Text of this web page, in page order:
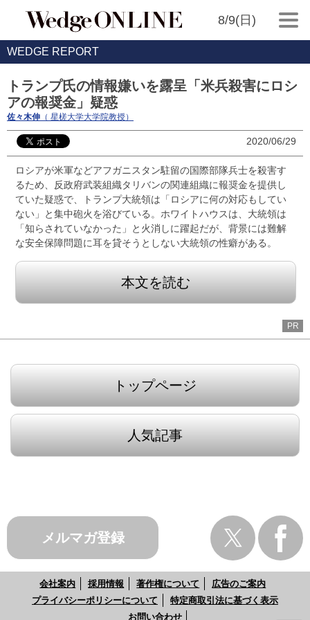
8/9(日)
WEDGE REPORT
トランプ氏の情報嫌いを露呈「米兵殺害にロシ
アの報奨金」疑惑
佐々木伸 （ 星槎大学大学院教授）
2020/06/29
ロシアが米軍などアフガニスタン駐留の国際部隊兵士を殺害す
るため、反政府武装組織タリバンの関連組織に報奨金を提供し
ていた疑惑で、トランプ大統領は「ロシアに何の対応もしてい
ない」と集中砲火を浴びている。ホワイトハウスは、大統領は
「知らされていなかった」と火消しに躍起だが、背景には難解
な安全保障問題に耳を貸そうとしない大統領の性癖がある。
本文を読む
PR
トップページ
人気記事
メルマガ登録
会社案内 採用情報 著作権について
広告のご案内
プライバシーポリシーについて
特定商取引法に基づく表示
お問い合わせ